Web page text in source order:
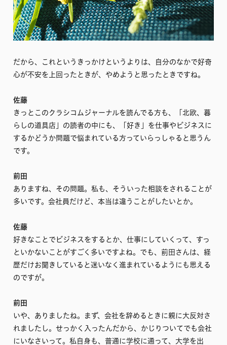
だから、これというきっかけというよりは、自分のなかで好奇
心が不安を上回ったときが、やめようと思ったときですね。
佐藤
きっとこのクラシコムジャーナルを読んでる方も、「北欧、暮
らしの道具店」の読者の中にも、「好き」を仕事やビジネスに
するかどうか問題で悩まれている方っていらっしゃると思うん
です。
前田
ありますね、その問題。私も、そういった相談をされることが
多いです。会社員だけど、本当は違うことがしたいとか。
佐藤
好きなことでビジネスをするとか、仕事にしていくって、すっ
といかないことがすごく多いですよね。でも、前田さんは、経
歴だけお聞きしていると迷いなく進まれているようにも思える
のですが。
前田
いや、ありましたね。まず、会社を辞めるときに親に大反対さ
れましたし。せっかく入ったんだから、かじりついてでも会社
にいなさいって。私自身も、普通に学校に通って、大学を出